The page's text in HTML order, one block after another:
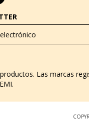
Las marcas